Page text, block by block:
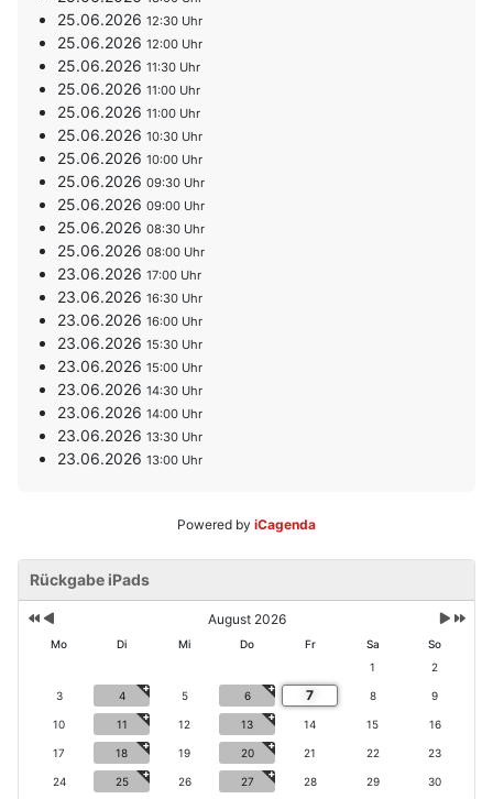
25.06.202612:30
25.06.202612:00
25.06.202611:30
25.06.202611:00
25.06.202611:00
25.06.202610:30
25.06.202610:00
25.06.202609:30
25.06.202609:00
25.06.202608:30
25.06.202608:00
23.06.202617:00
23.06.202616:30
23.06.202616:00
23.06.202615:30
23.06.202615:00
23.06.202614:30
23.06.202614:00
23.06.202613:30
23.06.202613:00
Powered by iCagenda
Rückgabe iPads
V
o
r
h
V
o
r
h
M
N
c
h
N
c
h
M
n
a
August 2026
Mo Di Mi Do Fr Sa
So
1
2
3 4 5 6 7 8 9
10 11 12 13 14 15 16
17 18 19 20 21 22 23
24 25 26 27 28 29 30